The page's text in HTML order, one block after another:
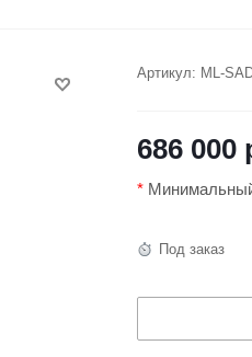
Артикул: ML-
686 000
*
Под заказ